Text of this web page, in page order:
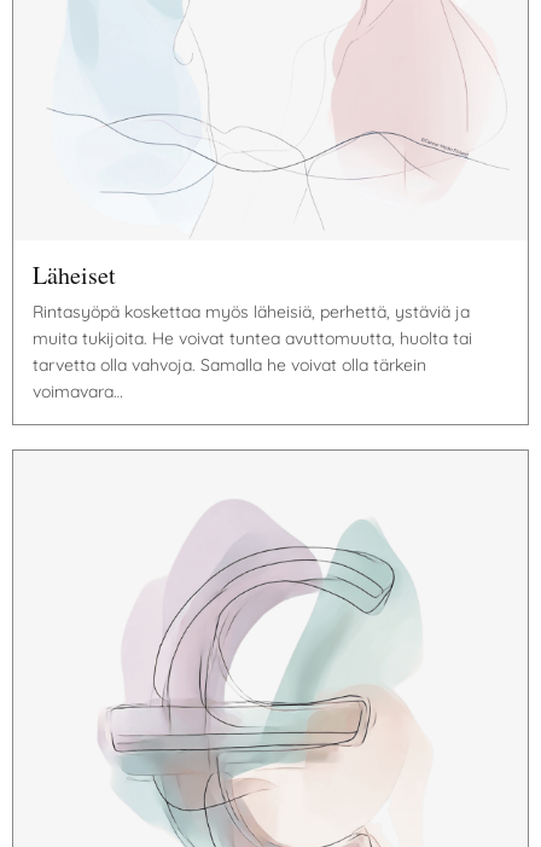
Läheiset
Rintasyöpä koskettaa myös läheisiä, perhettä, ystäviä ja
muita tukijoita. He voivat tuntea avuttomuutta, huolta tai
tarvetta olla vahvoja. Samalla he voivat olla tärkein
voimavara…